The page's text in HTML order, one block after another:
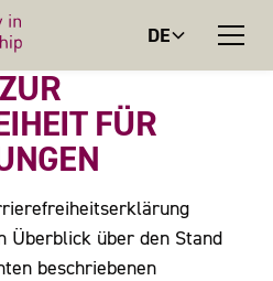
DE
FÜR
Überblick über den Stand
beschriebenen